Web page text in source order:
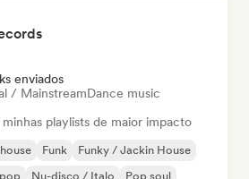
enviados
/ MainstreamDance music
playlists de maior impacto
Funk
Funky / Jackin House
Nu-disco / Italo Pop soul